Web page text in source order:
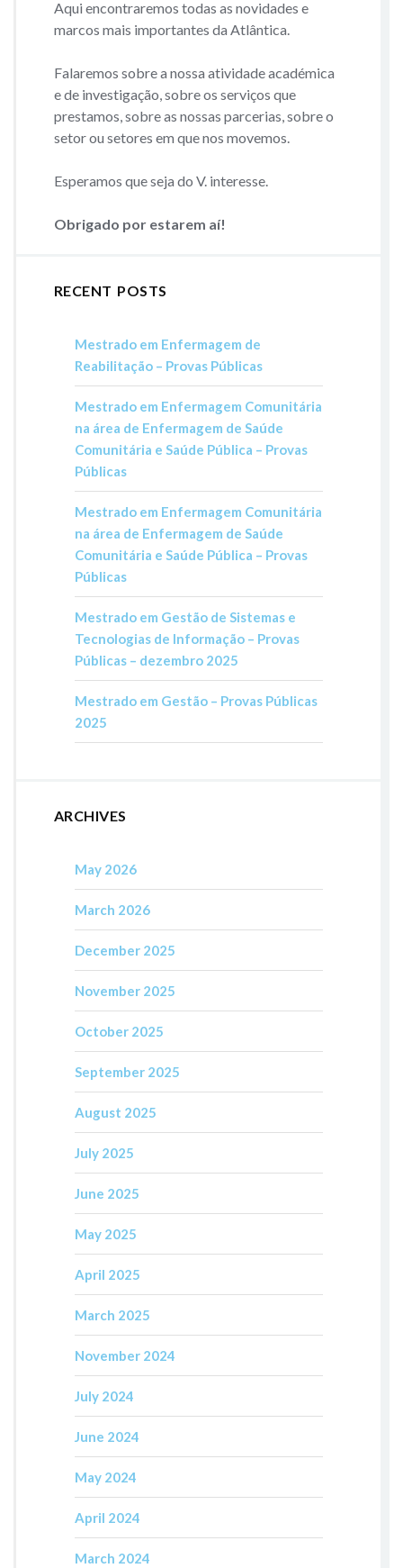
Aqui encontraremos todas as novidades e
marcos mais importantes da Atlântica.
Falaremos sobre a nossa atividade académica
e de investigação, sobre os serviços que
prestamos, sobre as nossas parcerias, sobre o
setor ou setores em que nos movemos.
Esperamos que seja do V. interesse.
Obrigado por estarem aí!
RECENT POSTS
Mestrado em Enfermagem de
Reabilitação – Provas Públicas
Mestrado em Enfermagem Comunitária
na área de Enfermagem de Saúde
Comunitária e Saúde Pública – Provas
Públicas
Mestrado em Enfermagem Comunitária
na área de Enfermagem de Saúde
Comunitária e Saúde Pública – Provas
Públicas
Mestrado em Gestão de Sistemas e
Tecnologias de Informação – Provas
Públicas – dezembro 2025
Mestrado em Gestão – Provas Públicas
2025
ARCHIVES
May 2026
March 2026
December 2025
November 2025
October 2025
September 2025
August 2025
July 2025
June 2025
May 2025
April 2025
March 2025
November 2024
July 2024
June 2024
May 2024
April 2024
March 2024